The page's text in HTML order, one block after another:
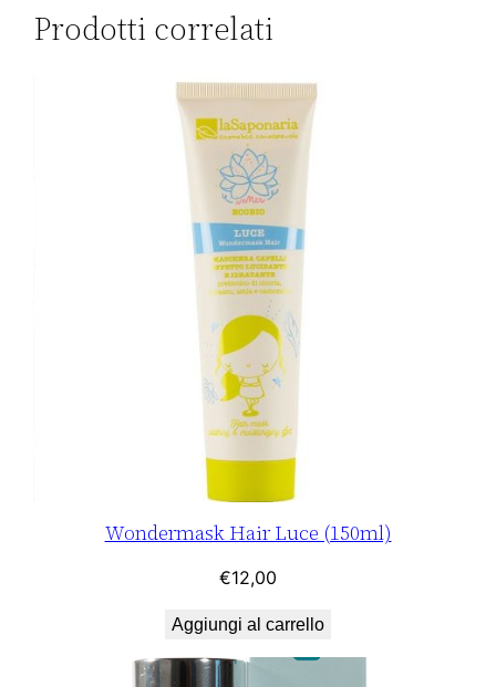
Prodotti correlati
Wondermask Hair Luce (150ml)
€12,00
Aggiungi al carrello